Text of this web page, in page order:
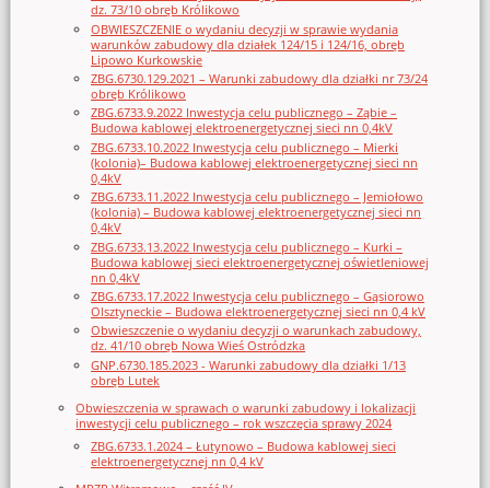
dz. 73/10 obręb Królikowo
OBWIESZCZENIE o wydaniu decyzji w sprawie wydania
warunków zabudowy dla działek 124/15 i 124/16, obręb
Lipowo Kurkowskie
ZBG.6730.129.2021 – Warunki zabudowy dla działki nr 73/24
obręb Królikowo
ZBG.6733.9.2022 Inwestycja celu publicznego – Ząbie –
Budowa kablowej elektroenergetycznej sieci nn 0,4kV
ZBG.6733.10.2022 Inwestycja celu publicznego – Mierki
(kolonia)– Budowa kablowej elektroenergetycznej sieci nn
0,4kV
ZBG.6733.11.2022 Inwestycja celu publicznego – Jemiołowo
(kolonia) – Budowa kablowej elektroenergetycznej sieci nn
0,4kV
ZBG.6733.13.2022 Inwestycja celu publicznego – Kurki –
Budowa kablowej sieci elektroenergetycznej oświetleniowej
nn 0,4kV
ZBG.6733.17.2022 Inwestycja celu publicznego – Gąsiorowo
Olsztyneckie – Budowa elektroenergetycznej sieci nn 0,4 kV
Obwieszczenie o wydaniu decyzji o warunkach zabudowy,
dz. 41/10 obręb Nowa Wieś Ostródzka
GNP.6730.185.2023 - Warunki zabudowy dla działki 1/13
obręb Lutek
Obwieszczenia w sprawach o warunki zabudowy i lokalizacji
inwestycji celu publicznego – rok wszczęcia sprawy 2024
ZBG.6733.1.2024 – Łutynowo – Budowa kablowej sieci
elektroenergetycznej nn 0,4 kV